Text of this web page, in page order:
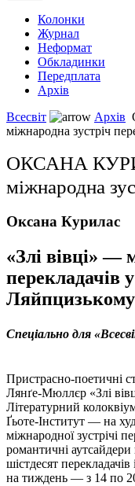
Колонки
Журнал
Неформат
Обкладинки
Передплата
Архів
Всесвіт
Архів
міжнародна зустріч
ОКСАНА
міжнародна
Оксана Курилас
«Злі вівці» —
перекладачів
Спеціально для «
Пристрасно-поетичні
Лянґе-Мюллєр «Злі
Літературний
Ґьоте-Інститут — на
міжнародної зустрічі
романтичні аутсайдери
шістдесят
на тиждень — з 14 по